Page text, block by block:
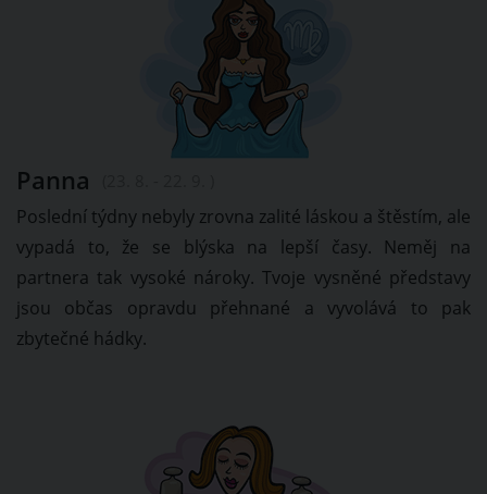
Panna
Poslední týdny nebyly zrovna zalité láskou a štěstím, ale
vypadá to, že se blýska na lepší časy. Neměj na
partnera tak vysoké nároky. Tvoje vysněné představy
jsou občas opravdu přehnané a vyvolává to pak
zbytečné hádky.